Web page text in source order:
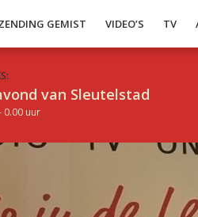
GEMIST VIDEO’S TV
van Sleutelstad
0.00 uur